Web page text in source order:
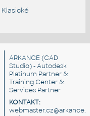
Klasické
ARKANCE (CAD
Studio) - Autodesk
Platinum Partner &
Training Center &
Services Partner
KONTAKT: